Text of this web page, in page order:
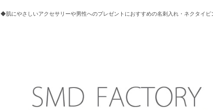
◆肌にやさしいアクセサリーや男性へのプレゼントにおすすめの名刺入れ・ネクタイ